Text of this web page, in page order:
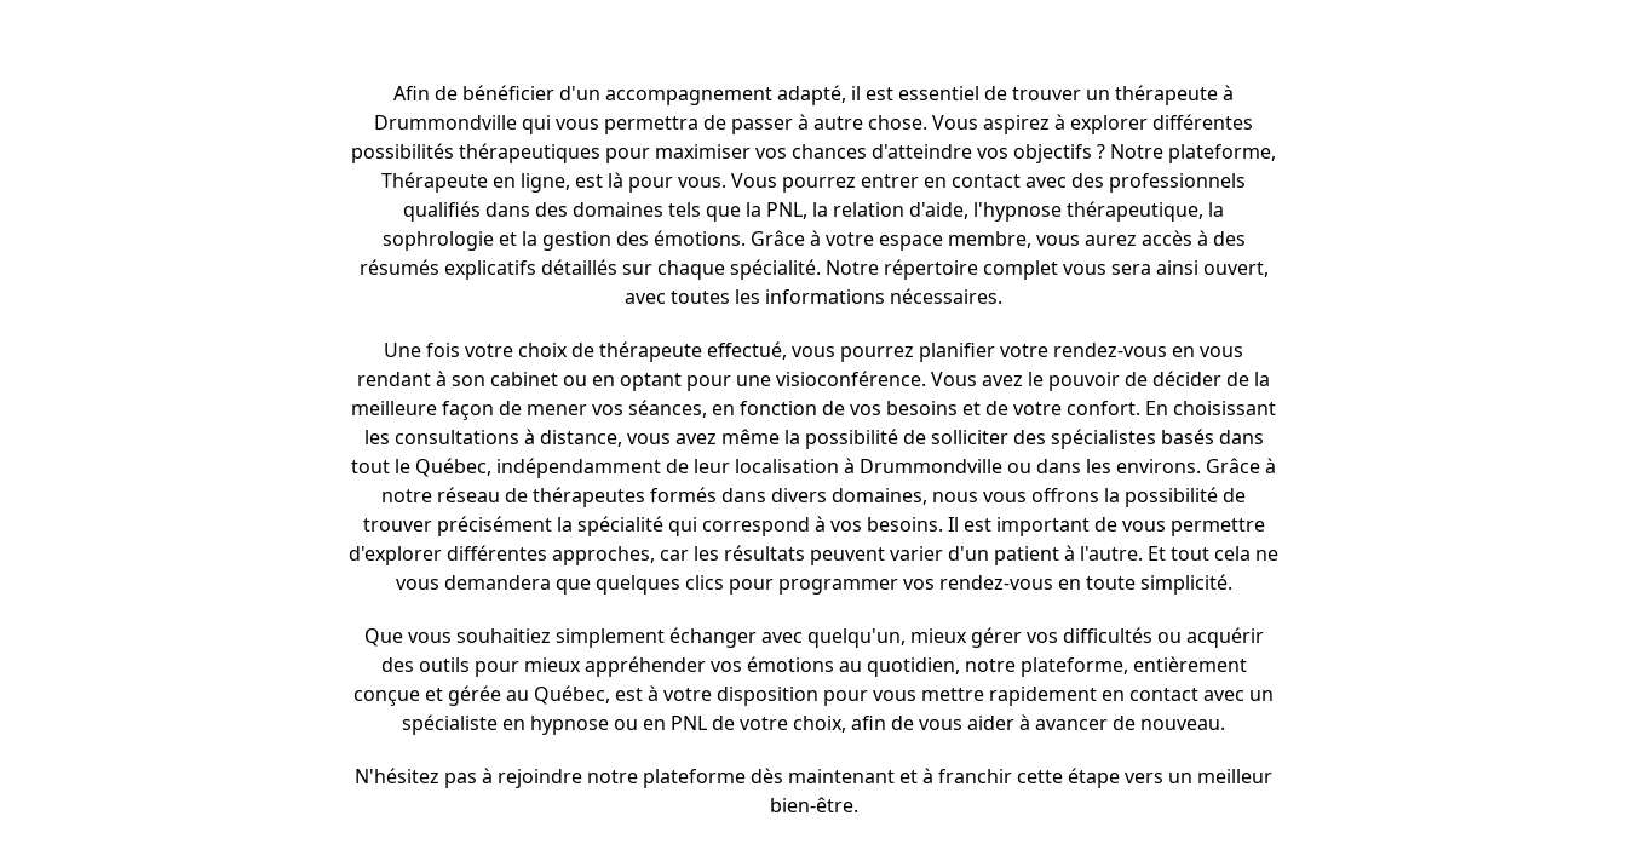
Afin de bénéficier d'un accompagnement adapté, il est essentiel de trouver un thérapeute à
Drummondville qui vous permettra de passer à autre chose. Vous aspirez à explorer différentes
possibilités thérapeutiques pour maximiser vos chances d'atteindre vos objectifs ? Notre plateforme,
Thérapeute en ligne, est là pour vous. Vous pourrez entrer en contact avec des professionnels
qualifiés dans des domaines tels que la PNL, la relation d'aide, l'hypnose thérapeutique, la
sophrologie et la gestion des émotions. Grâce à votre espace membre, vous aurez accès à des
résumés explicatifs détaillés sur chaque spécialité. Notre répertoire complet vous sera ainsi ouvert,
avec toutes les informations nécessaires.
Une fois votre choix de thérapeute effectué, vous pourrez planifier votre rendez-vous en vous
rendant à son cabinet ou en optant pour une visioconférence. Vous avez le pouvoir de décider de la
meilleure façon de mener vos séances, en fonction de vos besoins et de votre confort. En choisissant
les consultations à distance, vous avez même la possibilité de solliciter des spécialistes basés dans
tout le Québec, indépendamment de leur localisation à Drummondville ou dans les environs. Grâce à
notre réseau de thérapeutes formés dans divers domaines, nous vous offrons la possibilité de
trouver précisément la spécialité qui correspond à vos besoins. Il est important de vous permettre
d'explorer différentes approches, car les résultats peuvent varier d'un patient à l'autre. Et tout cela ne
vous demandera que quelques clics pour programmer vos rendez-vous en toute simplicité.
Que vous souhaitiez simplement échanger avec quelqu'un, mieux gérer vos difficultés ou acquérir
des outils pour mieux appréhender vos émotions au quotidien, notre plateforme, entièrement
conçue et gérée au Québec, est à votre disposition pour vous mettre rapidement en contact avec un
spécialiste en hypnose ou en PNL de votre choix, afin de vous aider à avancer de nouveau.
N'hésitez pas à rejoindre notre plateforme dès maintenant et à franchir cette étape vers un meilleur
bien-être.